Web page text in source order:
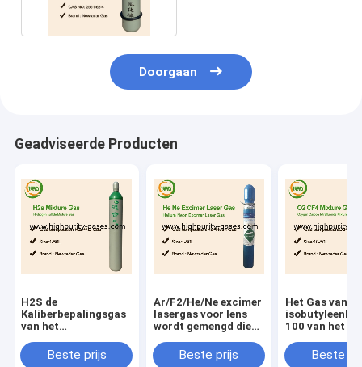
Doorgaan
Geadviseerde Producten
H2S de
Kaliberbepalingsgas
van het
Beste prijs
Ar/F2/He/Ne excimer
lasergas voor lens
wordt gemengd die
lasers produceert die
Beste prijs
Het Gas van de
100 van het
van deBeste